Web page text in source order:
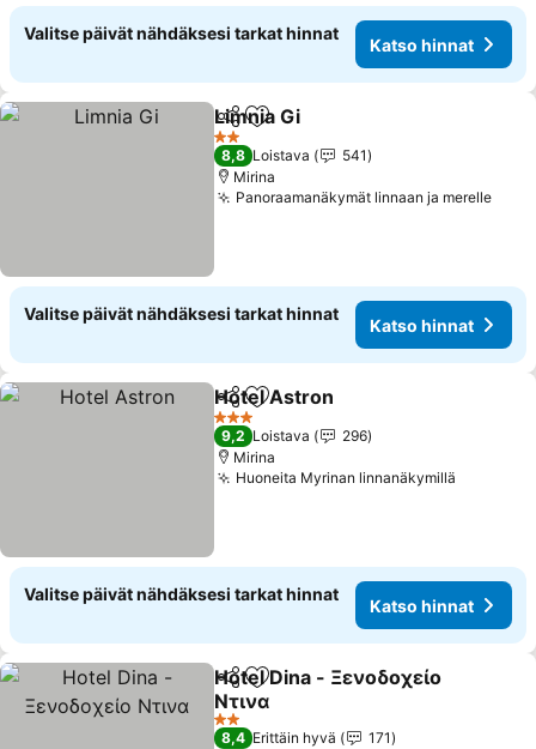
Valitse päivät nähdäksesi tarkat hinnat
Katso hinnat
Jaa Lisää suosikkeihin
Limnia Gi
2 Tähtiluokitus
8,8 Loistava
541
Mirina
Panoraamanäkymät linnaan ja merelle
Valitse päivät nähdäksesi tarkat hinnat
Katso hinnat
Jaa Lisää suosikkeihin
Hotel Astron
3 Tähtiluokitus
9,2 Loistava
296
Mirina
Huoneita Myrinan linnanäkymillä
Valitse päivät nähdäksesi tarkat hinnat
Katso hinnat
Jaa Lisää suosikkeihin
Hotel Dina - Ξενοδοχείο
Ντινα
2 Tähtiluokitus
8,4 Erittäin hyvä
171